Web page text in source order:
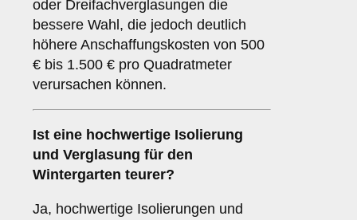
oder Dreifachverglasungen die
bessere Wahl, die jedoch deutlich
höhere Anschaffungskosten von 500
€ bis 1.500 € pro Quadratmeter
verursachen können.
Ist eine hochwertige Isolierung
und Verglasung für den
Wintergarten teurer?
Ja, hochwertige Isolierungen und